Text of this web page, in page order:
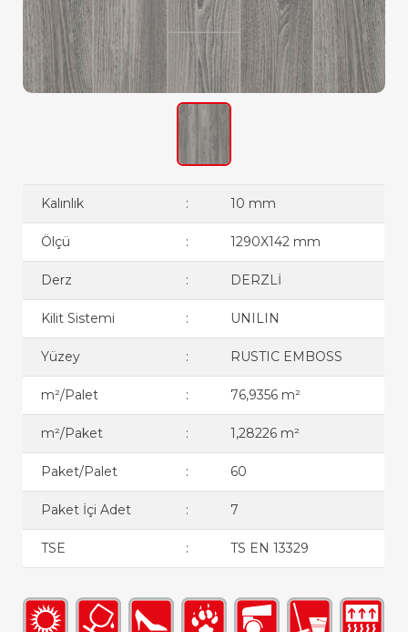
Kalınlık : 10 mm
Ölçü : 1290X142 mm
Derz : DERZLİ
Kilit Sistemi : UNILIN
Yüzey : RUSTIC EMBOSS
m²/Palet : 76,9356 m²
m²/Paket : 1,28226 m²
Paket/Palet : 60
Paket İçi Adet : 7
TSE : TS EN 13329